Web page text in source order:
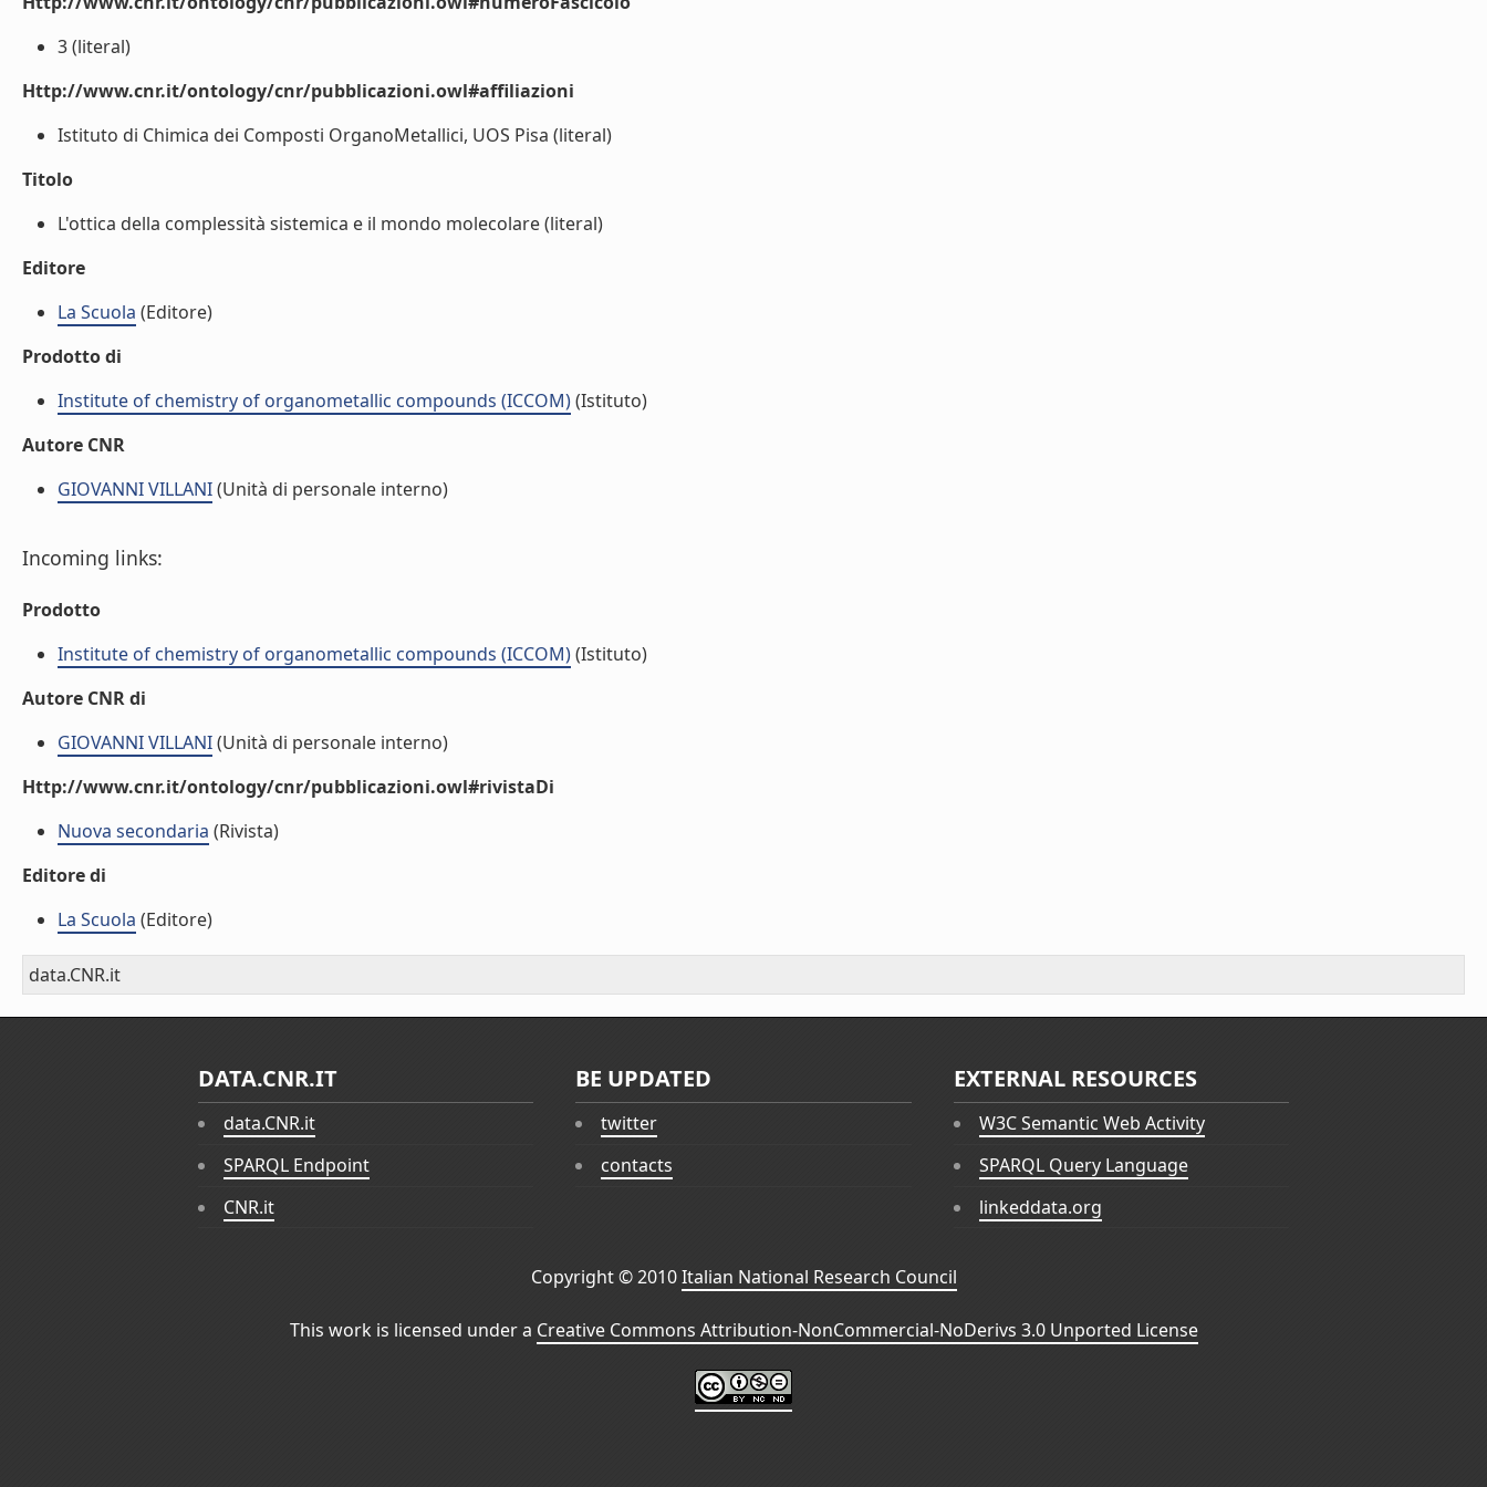
3 (literal)
Http://www.cnr.it/ontology/cnr/pubblicazioni.owl#affiliazioni
Istituto di Chimica dei Composti OrganoMetallici, UOS Pisa (literal)
Titolo
L'ottica della complessità sistemica e il mondo molecolare (literal)
Editore
La Scuola (Editore)
Prodotto di
Institute of chemistry of organometallic compounds (ICCOM)(Istituto)
Autore CNR
GIOVANNI VILLANI(Unità di personale interno)
Incoming links:
Prodotto
Institute of chemistry of organometallic compounds (ICCOM)(Istituto)
Autore CNR di
GIOVANNI VILLANI(Unità di personale interno)
Http://www.cnr.it/ontology/cnr/pubblicazioni.owl#rivistaDi
Nuova secondaria (Rivista)
Editore di
La Scuola (Editore)
data.CNR.it
DATA.CNR.IT
data.CNR.it
SPARQL Endpoint
CNR.it
BE UPDATED
twitter
contacts
EXTERNAL RESOURCES
W3C Semantic Web Activity
SPARQL Query Language
linkeddata.org
Copyright © 2010Italian National Research Council
This work is licensed under a Creative Commons Attribution-NonCommercial-NoDerivs 3.0 Unported License